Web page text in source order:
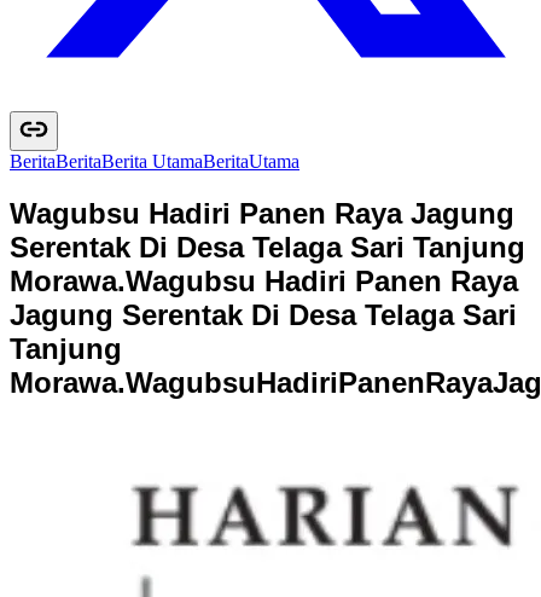
BeritaBeritaBerita UtamaBeritaUtama
Wagubsu Hadiri Panen Raya Jagung
Serentak Di Desa Telaga Sari Tanjung
Morawa.Wagubsu Hadiri Panen Raya
Jagung Serentak Di Desa Telaga Sari
Tanjung
Morawa.WagubsuHadiriPanenRayaJag